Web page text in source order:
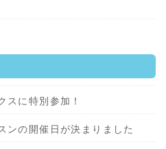
に特別参加！
の開催日が決まりました